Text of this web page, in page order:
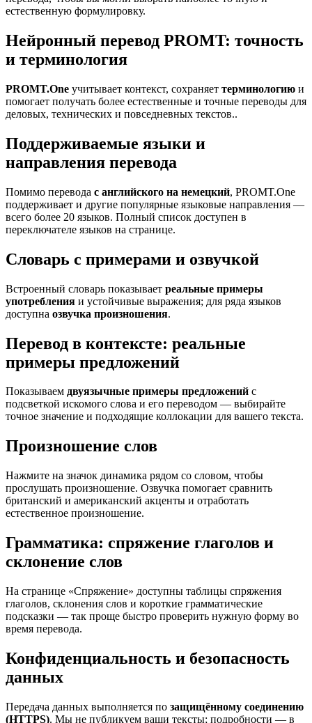
естественную формулировку.
Нейронный перевод PROMT: точность
и терминология
PROMT.One учитывает контекст, сохраняет терминологию и
помогает получать более естественные и точные переводы для
деловых, технических и повседневных текстов..
Поддерживаемые языки и
направления перевода
Помимо перевода с английского на немецкий, PROMT.One
поддерживает и другие популярные языковые направления —
всего более 20 языков. Полный список доступен в
переключателе языков на странице.
Словарь с примерами и озвучкой
Встроенный словарь показывает реальные примеры
употребления и устойчивые выражения; для ряда языков
доступна озвучка произношения.
Перевод в контексте: реальные
примеры предложений
Показываем двуязычные примеры предложений с
подсветкой искомого слова и его переводом — выбирайте
точное значение и подходящие коллокации для вашего текста.
Произношение слов
Нажмите на значок динамика рядом со словом, чтобы
прослушать произношение. Озвучка помогает сравнить
британский и американский акценты и отработать
естественное произношение.
Грамматика: спряжение глаголов и
склонение слов
На странице «Спряжение» доступны таблицы спряжения
глаголов, склонения слов и короткие грамматические
подсказки — так проще быстро проверить нужную форму во
время перевода.
Конфиденциальность и безопасность
данных
Передача данных выполняется по защищённому соединению
(HTTPS). Мы не публикуем ваши тексты; подробности — в